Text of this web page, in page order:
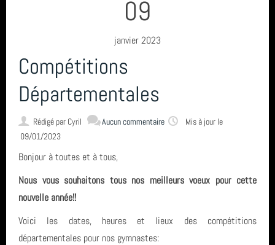
09
janvier 2023
Compétitions
Départementales
Rédigé par Cyril Aucun commentaire
Mis à jour le
09/01/2023
Bonjour à toutes et à tous,
Nous vous souhaitons tous nos meilleurs voeux pour cette
nouvelle année!!
Voici les dates, heures et lieux des compétitions
départementales pour nos gymnastes: